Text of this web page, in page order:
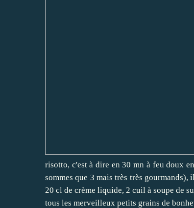
risotto, c'est à dire en 30 mn à feu doux
sommes que 3 mais très très
20 cl de crème liquide, 2 cuil à soupe de
tous les merveilleux petits grains de